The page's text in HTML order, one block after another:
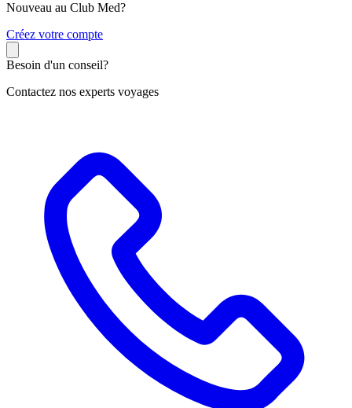
Nouveau au Club Med?
Créez votre compte
Besoin d'un conseil?
Contactez nos experts voyages